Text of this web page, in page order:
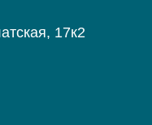
17к2